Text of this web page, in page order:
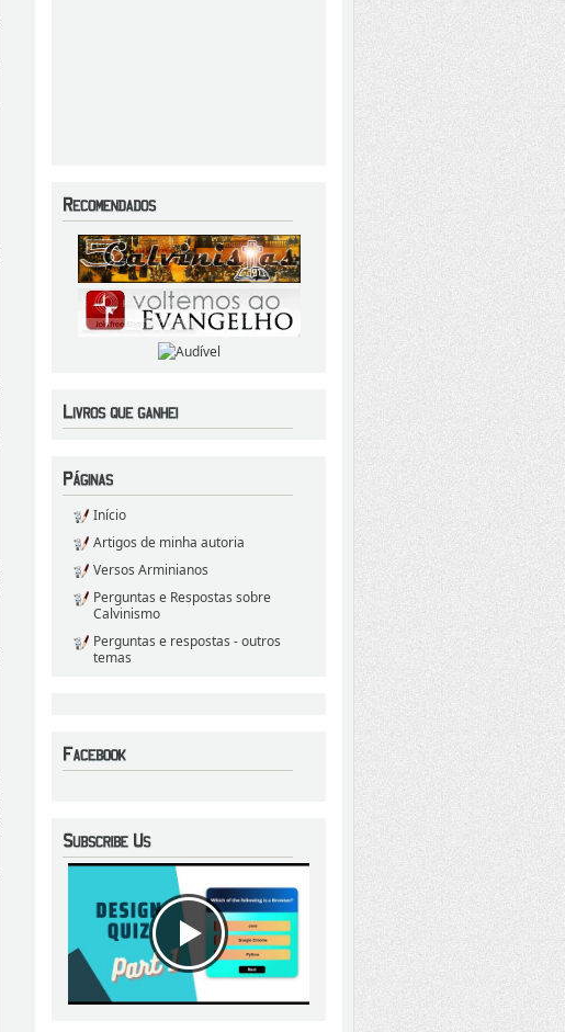
Início
Artigos de minha autoria
Versos Arminianos
Perguntas e Respostas sobre
Calvinismo
Perguntas e respostas - outros
temas